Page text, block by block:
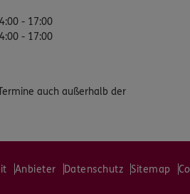
- 17:00
- 17:00
auch außerhalb der
Anbieter Datenschutz Sitemap